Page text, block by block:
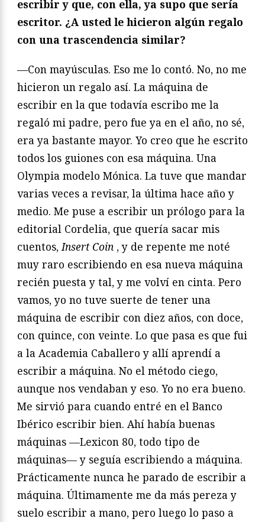
escribir y que, con ella, ya supo que sería
escritor. ¿A usted le hicieron algún regalo
con una trascendencia similar?
—Con mayúsculas. Eso me lo contó. No, no me
hicieron un regalo así. La máquina de
escribir en la que todavía escribo me la
regaló mi padre, pero fue ya en el año, no sé,
era ya bastante mayor. Yo creo que he escrito
todos los guiones con esa máquina. Una
Olympia modelo Mónica. La tuve que mandar
varias veces a revisar, la última hace año y
medio. Me puse a escribir un prólogo para la
editorial Cordelia, que quería sacar mis
cuentos,Insert Coin , y de repente me noté
muy raro escribiendo en esa nueva máquina
recién puesta y tal, y me volví en cinta. Pero
vamos, yo no tuve suerte de tener una
máquina de escribir con diez años, con doce,
con quince, con veinte. Lo que pasa es que fui
a la Academia Caballero y allí aprendí a
escribir a máquina. No el método ciego,
aunque nos vendaban y eso. Yo no era bueno.
Me sirvió para cuando entré en el Banco
Ibérico escribir bien. Ahí había buenas
máquinas —Lexicon 80, todo tipo de
máquinas— y seguía escribiendo a máquina.
Prácticamente nunca he parado de escribir a
máquina. Últimamente me da más pereza y
suelo escribir a mano, pero luego lo paso a